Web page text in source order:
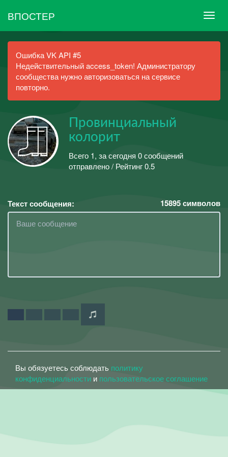
ВПОСТЕР
Ошибка VK API #5
Недействительный access_token! Администратору
сообщества нужно авторизоваться на сервисе
повторно.
Провинциальный
колорит
Всего 1, за сегодня 0 сообщений
отправлено / Рейтинг 0.5
Текст сообщения: 15895символов
Вы обязуетесь соблюдать политику
конфиденциальности и пользовательское соглашение